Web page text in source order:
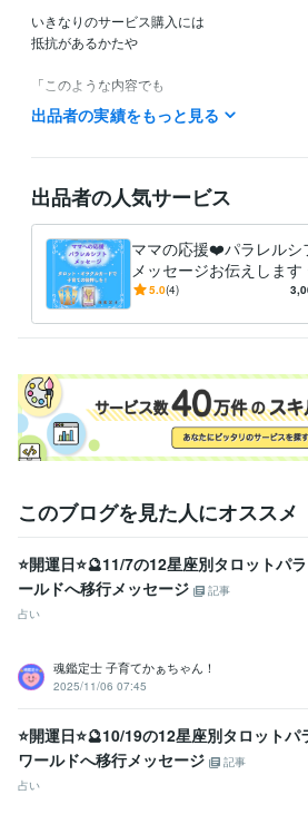
いきなりのサービス購入には
抵抗があるかたや
「このような内容でも
鑑定してもらえるのかなぁ？」など
お気軽に
ホーム画面の「メッセージ」
のところから
お問い合わせください。
こちらから
返信させていただきまして
させていただきます❤️
ご納得いただけましたら
サービスのご購入のお手続きを
お願いいたします(*^^*)
ご相談や鑑定を
お受けいただいた後に
感じていただけますよう
鑑定書を作成しております。
福祉住環境コーディネーター2級
福祉用具専門相談員
得意分野
悩み相談・カウンセリング 【複数占術に
【魂の気質から読み解く不登校の悩み相談】
シフトメッセージ】
出品者の実績をもっと見る
出品者の人気サービス
ママの応援❤️パラレルシ
メッセージお伝えします
ロット・オラクルカード
5.0(4)
このブログを見た人にオススメ
⭐開運日⭐🔮11/7の12星座別タロットパ
ールドへ移行メッセージ
記事
占い
魂鑑定士 子育てかぁちゃん！
2025/11/06 07:45
⭐開運日⭐🔮10/19の12星座別タロットパ
ワールドへ移行メッセージ
記事
占い